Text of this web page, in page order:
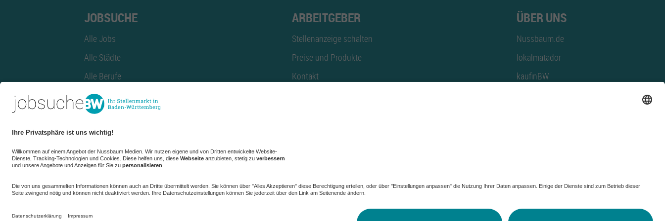
JOBSUCHE
Alle Jobs
Alle Städte
Alle Berufe
Alle Berufe nach Stadt
Alle Tätigkeitsbereiche
Alle Tätigkeitsbereiche nach Stadt
azubiBW.de
Minijobs
Firmenprofil
ARBEITGEBER
Stellenanzeige schalten
Preise und Produkte
Kontakt
ÜBER UNS
Nussbaum.de
lokalmatador
kaufinBW